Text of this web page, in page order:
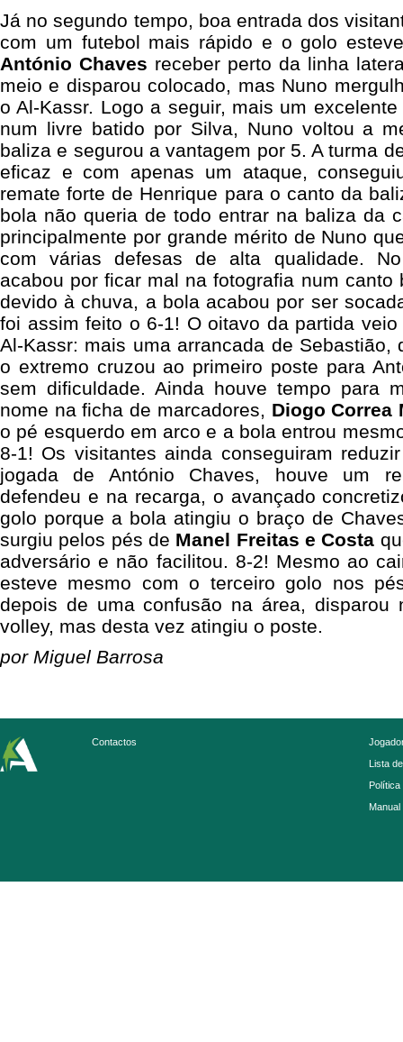
Já no segundo tempo, boa entrada dos
com um futebol mais rápido e o golo
António Chaves receber perto da linha
meio e disparou colocado, mas Nuno
o Al-Kassr. Logo a seguir, mais um
num livre batido por Silva, Nuno voltou a
baliza e segurou a vantagem por 5. A turma
eficaz e com apenas um ataque,
remate forte de Henrique para o canto da
bola não queria de todo entrar na baliza da
principalmente por grande mérito de Nuno
com várias defesas de alta qualidade.
acabou por ficar mal na fotografia num canto
devido à chuva, a bola acabou por ser
foi assim feito o 6-1! O oitavo da partida
Al-Kassr: mais uma arrancada de Sebastião,
o extremo cruzou ao primeiro poste para
sem dificuldade. Ainda houve tempo para
nome na ficha de marcadores, Diogo Correa
o pé esquerdo em arco e a bola entrou
8-1! Os visitantes ainda conseguiram
jogada de António Chaves, houve um
defendeu e na recarga, o avançado
golo porque a bola atingiu o braço de
surgiu pelos pés de Manel Freitas e Costa
adversário e não facilitou. 8-2! Mesmo ao
esteve mesmo com o terceiro golo nos
depois de uma confusão na área, disparou
volley, mas desta vez atingiu o poste.
por Miguel Barrosa
Contactos
Lista